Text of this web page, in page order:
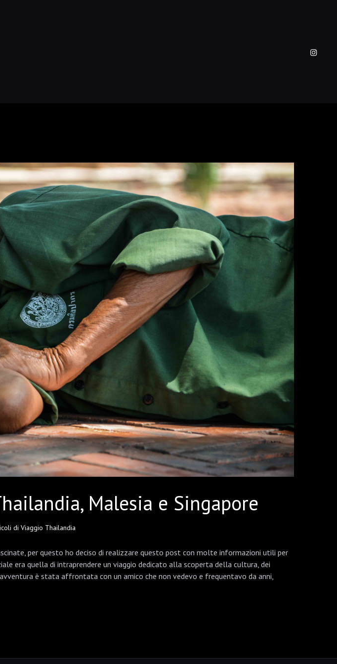
Malesia e Singapore
di Viaggio Thailandia
per questo ho deciso di realizzare questo post con molte informazioni utili per
era quella di intraprendere un viaggio dedicato alla scoperta della cultura, dei
è stata affrontata con un amico che non vedevo e frequentavo da anni,